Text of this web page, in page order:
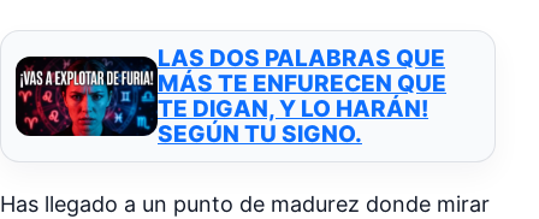
LAS DOS PALABRAS QUE
MÁS TE ENFURECEN QUE
TE DIGAN, Y LO HARÁN!
SEGÚN TU SIGNO.
Has llegado a un punto de madurez donde mirar